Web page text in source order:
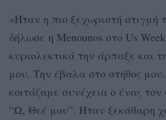
«Ήταν η πιο ξεχωριστή στιγμή
δήλωσε η Menounos στο Us
κυριολεκτικά την άρπαξε και
μου. Την έβαλα στο στήθος
κοιτάζαμε συνέχεια ο ένας
“Ω, Θεέ μου”. Ήταν ξεκάθαρη